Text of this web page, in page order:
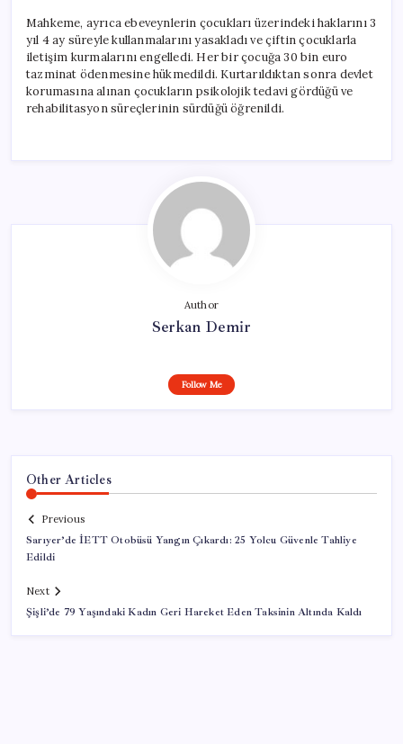
Mahkeme, ayrıca ebeveynlerin çocukları üzerindeki haklarını 3
yıl 4 ay süreyle kullanmalarını yasakladı ve çiftin çocuklarla
iletişim kurmalarını engelledi. Her bir çocuğa 30 bin euro
tazminat ödenmesine hükmedildi. Kurtarıldıktan sonra devlet
korumasına alınan çocukların psikolojik tedavi gördüğü ve
rehabilitasyon süreçlerinin sürdüğü öğrenildi.
Author
Serkan Demir
Follow Me
Other Articles
Previous
Sarıyer’de İETT Otobüsü Yangın Çıkardı: 25 Yolcu Güvenle Tahliye
Edildi
Next
Şişli’de 79 Yaşındaki Kadın Geri Hareket Eden Taksinin Altında Kaldı